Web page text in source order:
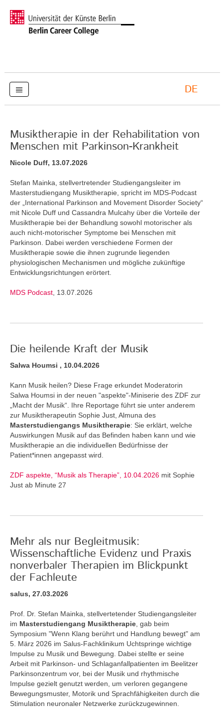
DE
Musiktherapie in der Rehabilitation von
Menschen mit Parkinson-Krankheit
Nicole Duff, 13.07.2026
Stefan Mainka, stellvertretender Studiengangsleiter im
Masterstudiengang Musiktherapie, spricht im MDS-Podcast
der „International Parkinson and Movement Disorder Society“
mit Nicole Duff und Cassandra Mulcahy über die Vorteile der
Musiktherapie bei der Behandlung sowohl motorischer als
auch nicht-motorischer Symptome bei Menschen mit
Parkinson. Dabei werden verschiedene Formen der
Musiktherapie sowie die ihnen zugrunde liegenden
physiologischen Mechanismen und mögliche zukünftige
Entwicklungsrichtungen erörtert.
MDS Podcast , 13.07.2026
Die heilende Kraft der Musik
Salwa Houmsi , 10.04.2026
Kann Musik heilen? Diese Frage erkundet Moderatorin
Salwa Houmsi in der neuen "aspekte"-Miniserie des ZDF zur
„Macht der Musik“. Ihre Reportage führt sie unter anderem
zur Musiktherapeutin Sophie Just, Almuna des
Masterstudiengangs Musiktherapie: Sie erklärt, welche
Auswirkungen Musik auf das Befinden haben kann und wie
Musiktherapie an die individuellen Bedürfnisse der
Patient*innen angepasst wird.
ZDF aspekte, “Musik als Therapie”, 10.04.2026 mit Sophie
Just ab Minute 27
Mehr als nur Begleitmusik:
Wissenschaftliche Evidenz und Praxis
nonverbaler Therapien im Blickpunkt
der Fachleute
salus, 27.03.2026
Prof. Dr. Stefan Mainka, stellvertetender Studiengangsleiter
im Masterstudiengang Musiktherapie , gab beim
Symposium "Wenn Klang berührt und Handlung bewegt" am
5. März 2026 im Salus-Fachklinikum Uchtspringe wichtige
Impulse zu Musik und Bewegung. Dabei stellte er seine
Arbeit mit Parkinson- und Schlaganfallpatienten im Beelitzer
Parkinsonzentrum vor, bei der Musik und rhythmische
Impulse gezielt genutzt werden, um verloren gegangene
Bewegungsmuster, Motorik und Sprachfähigkeiten durch die
Stimulation neuronaler Netzwerke zurückzugewinnen.